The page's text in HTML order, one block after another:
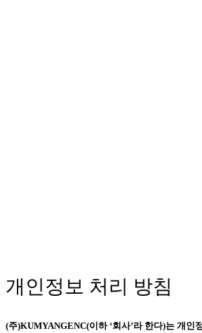
개인정보 처리 방침
(주)KUMYANGENC(이하 ‘회사’라 한다)는 개인